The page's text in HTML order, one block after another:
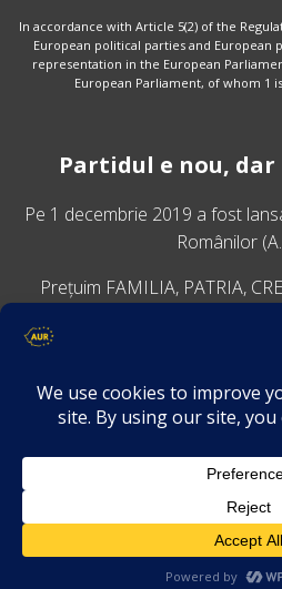
In accordance with Article 5(2) of the
European political parties and European
representation in the European
European Parliament, of whom 1
Partidul e nou, dar
Pe 1 decembrie 2019 a fost
Românilor
Prețuim FAMILIA, PATRIA,
VINO
Descarcă aplicația
Termeni și condiții de
GDPR